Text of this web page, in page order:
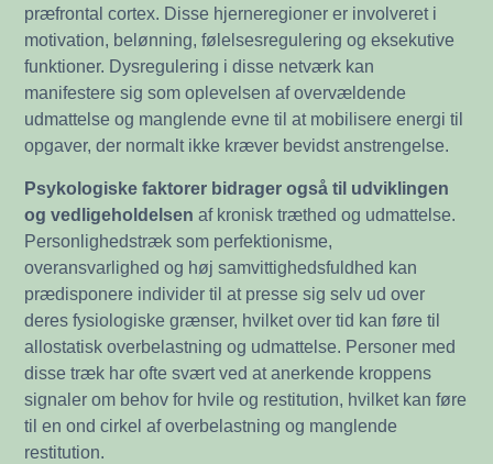
præfrontal cortex. Disse hjerneregioner er involveret i
motivation, belønning, følelsesregulering og eksekutive
funktioner. Dysregulering i disse netværk kan
manifestere sig som oplevelsen af overvældende
udmattelse og manglende evne til at mobilisere energi til
opgaver, der normalt ikke kræver bevidst anstrengelse.
Psykologiske faktorer bidrager også til udviklingen
og vedligeholdelsen af kronisk træthed og udmattelse.
Personlighedstræk som perfektionisme,
overansvarlighed og høj samvittighedsfuldhed kan
prædisponere individer til at presse sig selv ud over
deres fysiologiske grænser, hvilket over tid kan føre til
allostatisk overbelastning og udmattelse. Personer med
disse træk har ofte svært ved at anerkende kroppens
signaler om behov for hvile og restitution, hvilket kan føre
til en ond cirkel af overbelastning og manglende
restitution.